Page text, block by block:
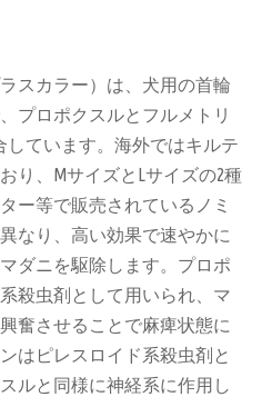
スカラー）は、犬用の首輪
プロポクスルとフルメトリ
しています。海外ではキルテ
り、MサイズとLサイズの2種
ー等で販売されているノミ
なり、高い効果で速やかに
ダニを駆除します。プロポ
殺虫剤として用いられ、マ
奮させることで麻痺状態に
はピレスロイド系殺虫剤と
ルと同様に神経系に作用し